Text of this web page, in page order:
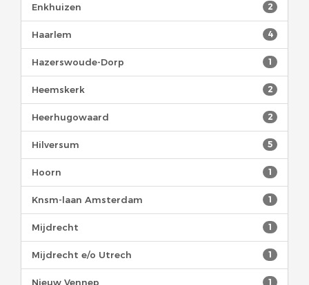
2
Enkhuizen
4
Haarlem
1
Hazerswoude-Dorp
2
Heemskerk
2
Heerhugowaard
5
Hilversum
1
Hoorn
1
Knsm-laan Amsterdam
1
Mijdrecht
1
Mijdrecht e/o Utrech
1
Nieuw Vennep